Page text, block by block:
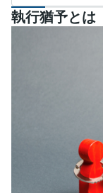
執行猶予とは